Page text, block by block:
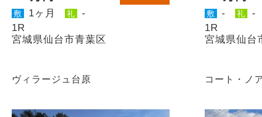
敷 1ヶ月 礼
-
1R
宮城県仙台市青葉区
敷 - 礼
-
1R
宮城県仙台
ヴィラージュ台原 コート・ノ